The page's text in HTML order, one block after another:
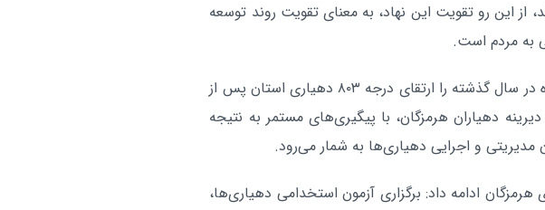
از این رو تقویت این نهاد، به معنای تقویت روند توسعه
به مردم است.
وی یکی از مهم‌ترین اقدامات انجام‌شده در سال گذشته را ارتقای درجه ۸۰۳ دهیاری استان پس از
دیرینه دهیاران هرمزگان، با پیگیری‌های مستمر به نتیجه
و اجرایی دهیاری‌ها به شمار می‌رود.
ادامه داد: برگزاری آزمون استخدامی دهیاری‌ها،